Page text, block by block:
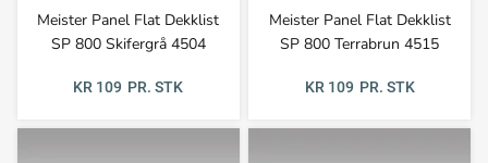
Meister Panel Flat Dekklist
SP 800 Skifergrå 4504
KR 109 PR. STK
Meister Panel Flat Dekklist
SP 800 Terrabrun 4515
KR 109 PR. STK